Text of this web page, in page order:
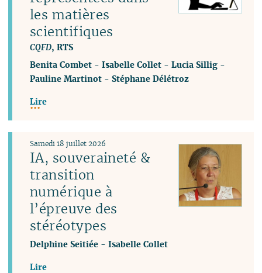
les matières
scientifiques
CQFD, RTS
Benita Combet -Isabelle Collet -Lucia Sillig -
Pauline Martinot -Stéphane Délétroz
Lire
IA, souveraineté &
transition
numérique à
l’épreuve des
stéréotypes
Samedi 18 juillet 2026
Delphine Seitiée -Isabelle Collet
Lire